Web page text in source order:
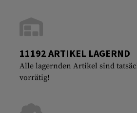
11192 ARTIKEL LAGERND
Alle lagernden Artikel sind
vorrätig!